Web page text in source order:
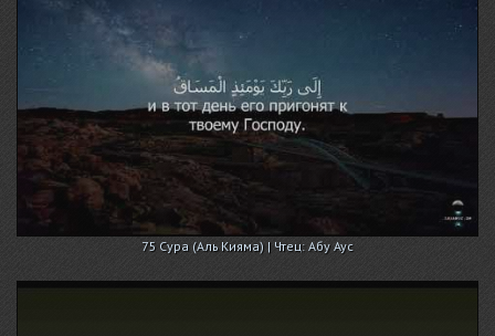
75 Сура (Аль Кияма) | Чтец: Абу Аус